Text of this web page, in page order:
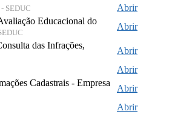
- SEDUC
Abrir
Educacional do
Abrir
das Infrações,
Abrir
Abrir
Cadastrais - Empresa
Abrir
Abrir